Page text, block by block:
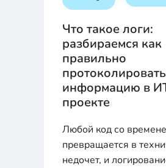
Что такое логи:
разбираемся как
правильно
протоколировать
информацию в
проекте
Любой код со
превращается в
недочет, и